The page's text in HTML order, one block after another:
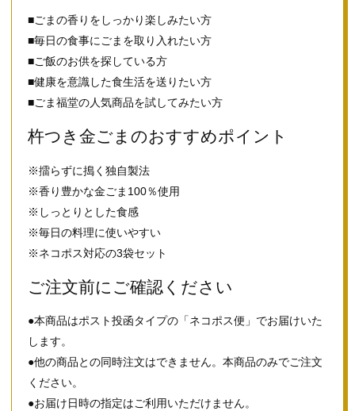
■ごまの香りをしっかり楽しみたい方
■毎日の食事にごまを取り入れたい方
■ご飯のお供を探している方
■健康を意識した食生活を送りたい方
■ごま福堂の人気商品を試してみたい方
杵つき金ごまのおすすめポイント
※擂らずに搗く独自製法
※香り豊かな金ごま100％使用
※しっとりとした食感
※毎日の料理に使いやすい
※ネコポス対応の3袋セット
ご注文前にご確認ください
●本商品はポスト投函タイプの「ネコポス便」でお届けいた
します。
●他の商品との同時注文はできません。本商品のみでご注文
ください。
●お届け日時の指定はご利用いただけません。